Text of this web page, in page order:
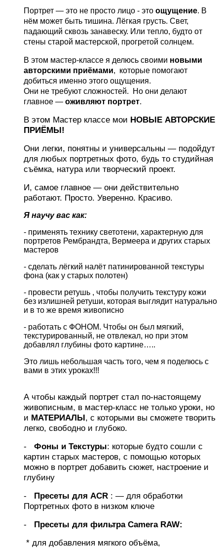
Портрет — это не просто лицо - этоощущение. В
нём может быть тишина. Лёгкая грусть. Свет,
падающий сквозь занавеску.Или тепло, будто от
стены старой мастерской, прогретой солнцем.
В этом мастер-классе я делюсь своиминовыми
авторскими приёмами, которые помогают
добиться именно этого ощущения.
Они не требуют сложностей. Но они делают
главное —оживляют портрет.
В этом Мастер классе моиНОВЫЕ АВТОРСКИЕ
ПРИЁМЫ!
Они легки, понятны и универсальны — подойдут
для любых портретных фото, будь то студийная
съёмка, натура или творческий проект.
И, самое главное — они действительно
работают. Просто. Уверенно. Красиво.
Я научу вас как:
- применять технику светотени, характерную для
портретов Рембрандта, Вермеера и других старых
мастеров
- сделать лёгкий налёт патинированной текстуры
фона (как у старых полотен)
- провести ретушь , чтобы получить текстуру кожи
без излишней ретуши, которая выглядит натурально
и в то же время живописно
- работать с ФОНОМ. Чтобы он был мягкий,
текстурированный, не отвлекал, но при этом
добавлял глубины фото картине…..
Это лишь небольшая часть того, чем я поделюсь с
вами в этих уроках!!!
А чтобы каждый портрет стал по-настоящему
живописным, в мастер-класс не только уроки, но
иМАТЕРИАЛЫ, с которыми вы сможете творить
легко, свободно и глубоко.
-
Фоны и Текстуры: которые будто сошли с
картин старых мастеров, с помощью которых
можно в портрет добавить сюжет, настроение и
глубину
-
Пресеты дляACR : — для обработки
Портретных фото в низком ключе
-
Пресеты для фильтра Camera RAW:
* для добавления мягкого объёма,